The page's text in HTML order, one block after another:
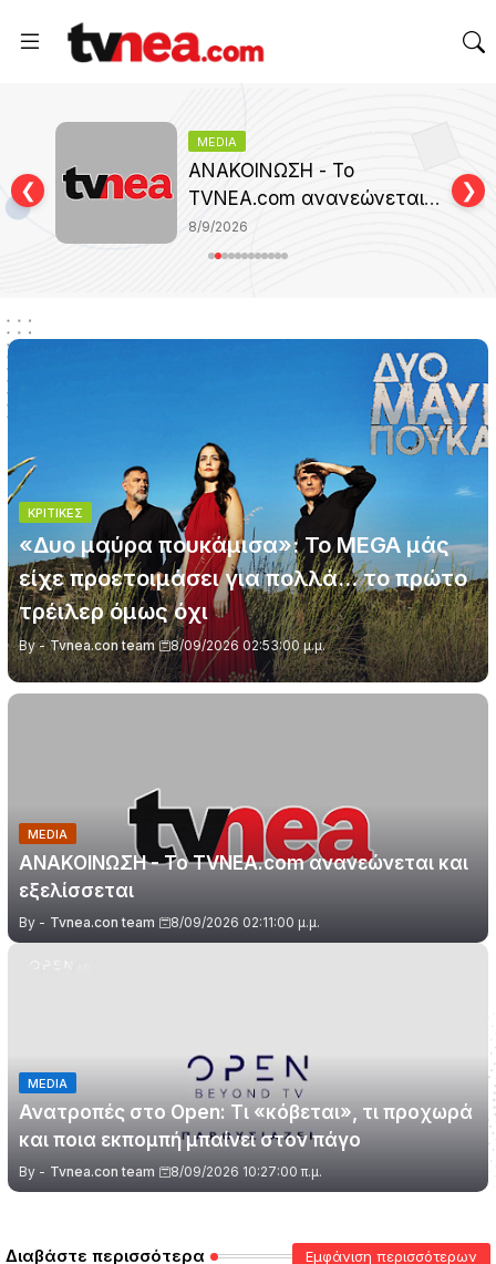
❮
MEDIA
ΑΝΑΚΟΙΝΩΣΗ - Το
TVNEA.com ανανεώνεται
και εξελίσσεται
8/9/2026
❯
ΚΡΙΤΙΚΈΣ
«Δυο μαύρα πουκάμισα»: Το MEGA μάς
είχε προετοιμάσει για πολλά… το πρώτο
τρέιλερ όμως όχι
By - Tvnea.con team 8/09/2026 02:53:00 μ.μ.
MEDIA
ΑΝΑΚΟΙΝΩΣΗ - Το TVNEA.com ανανεώνεται και
εξελίσσεται
By - Tvnea.con team 8/09/2026 02:11:00 μ.μ.
MEDIA
Ανατροπές στο Open: Τι «κόβεται», τι προχωρά
και ποια εκπομπή μπαίνει στον πάγο
By - Tvnea.con team 8/09/2026 10:27:00 π.μ.
Διαβάστε περισσότερα Εμφάνιση περισσότερων